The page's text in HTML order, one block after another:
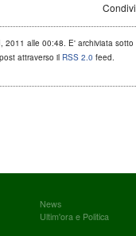
2011 alle 00:48. E' archiviata sotto
attraverso il RSS 2.0 feed.
News
Ultim'ora e Politica